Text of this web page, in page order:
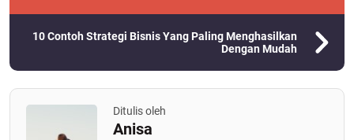
10 Contoh Strategi Bisnis Yang Paling Menghasilkan
Dengan Mudah
Ditulis oleh
Anisa